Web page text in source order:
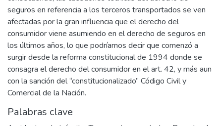
seguros en referencia a los terceros transportados se ven
afectadas por la gran influencia que el derecho del
consumidor viene asumiendo en el derecho de seguros en
los últimos años, lo que podríamos decir que comenzó a
surgir desde la reforma constitucional de 1994 donde se
consagra el derecho del consumidor en el art. 42, y más aun
con la sanción del “constitucionalizado” Código Civil y
Comercial de la Nación.
Palabras clave